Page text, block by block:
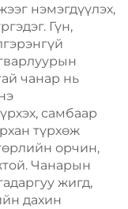
нэмэгдүүлэх,
Гүн,
чанар нь
самбаар
түрхөж
орчин,
Чанарын
жигд,
дахин